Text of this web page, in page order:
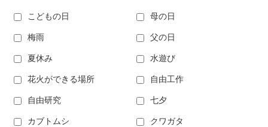
こどもの日 母の日
梅雨 父の日
夏休み 水遊び
花火ができる場所 自由工作
自由研究 七夕
カブトムシ クワガタ